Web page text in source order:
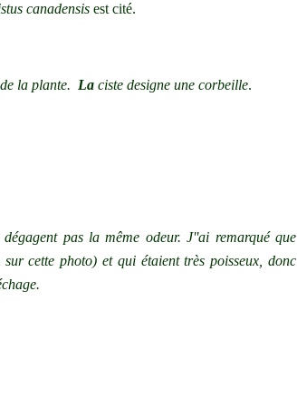
canadensis est cité.
la plante. La ciste designe une corbeille.
pas la même odeur. J''ai remarqué que
cette photo) et qui étaient très poisseux, donc